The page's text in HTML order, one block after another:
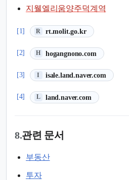
지웰엘리움양주덕계역
[1] R rt.molit.go.kr
(새 탭에서 열림)
[2] H hogangnono.com
(새 탭에서 열림)
[3] I isale.land.naver.com
(새 탭에서 열림)
[4] L land.naver.com
(새 탭에서 열림)
8.관련 문서
부동산
투자